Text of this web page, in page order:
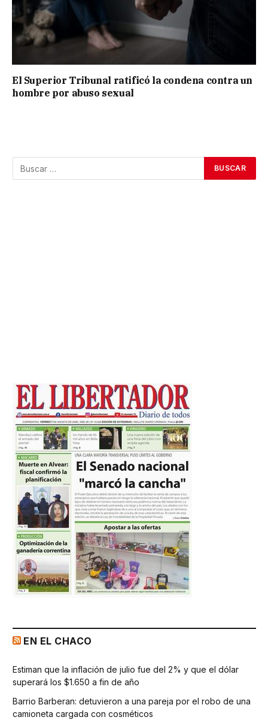
El Superior Tribunal ratificó la condena contra un
hombre por abuso sexual
EN EL CHACO
Estiman que la inflación de julio fue del 2% y que el dólar
superará los $1.650 a fin de año
Barrio Barberan: detuvieron a una pareja por el robo de una
camioneta cargada con cosméticos